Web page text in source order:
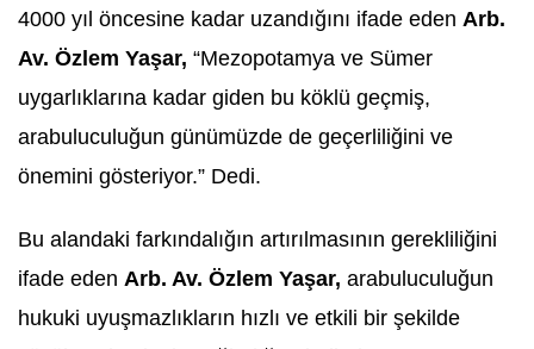
4000 yıl öncesine kadar uzandığını ifade eden Arb.
Av. Özlem Yaşar, “Mezopotamya ve Sümer
uygarlıklarına kadar giden bu köklü geçmiş,
arabuluculuğun günümüzde de geçerliliğini ve
önemini gösteriyor.” Dedi.
Bu alandaki farkındalığın artırılmasının gerekliliğini
ifade eden Arb. Av. Özlem Yaşar, arabuluculuğun
hukuki uyuşmazlıkların hızlı ve etkili bir şekilde